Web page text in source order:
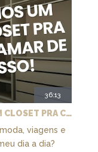
36:13
EP. 6: A SAGA DA CASA - TEMOS UM CLOSET PRA CHAMAR DE NOSSO + MARCENARIA E PAISAGISMO
viagens e
dia a dia?